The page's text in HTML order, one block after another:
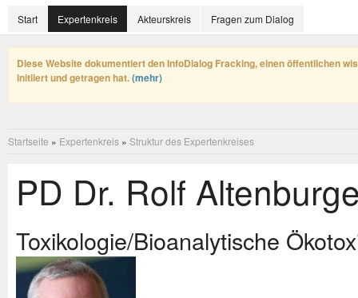
Start Expertenkreis Akteurskreis Fragen zum Dialog
Diese Website dokumentiert den InfoDialog Fracking, einen öffentlichen
initiiert und getragen hat.(mehr)
Startseite » Expertenkreis » Struktur des Expertenkreises
PD Dr. Rolf
Toxikologie/Bioanalytische